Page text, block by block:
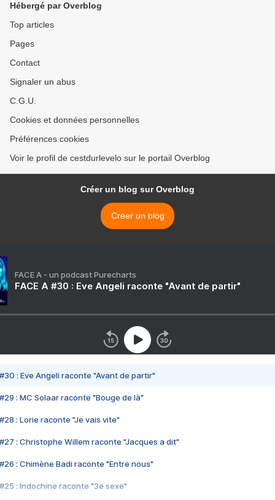
Hébergé par Overblog
Top articles
Pages
Contact
Signaler un abus
C.G.U.
Cookies et données personnelles
Préférences cookies
Voir le profil de cestdurlevelo sur le portail Overblog
Créer un blog sur Overblog
Créer un blog
FACE A - un podcast Purecharts
FACE A #30 : Eve Angeli raconte "Avant de partir"
#30 : Eve Angeli raconte "Avant de partir"
#29 : MC Solaar raconte "Bouge de là"
#28 : Lorie raconte "Je vais vite"
#27 : Christophe Willem raconte "Jacques a dit"
#26 : Chimène Badi raconte "Entre nous"
#25 : Indochine raconte "3e sexe"